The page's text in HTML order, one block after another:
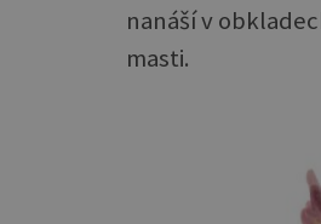
nanáší v
masti.